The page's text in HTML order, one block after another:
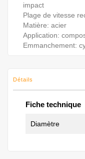
impact
Plage de vitesse
Matière: acier
Application:
Emmanchement:
Détails
Fiche technique
Diamètre